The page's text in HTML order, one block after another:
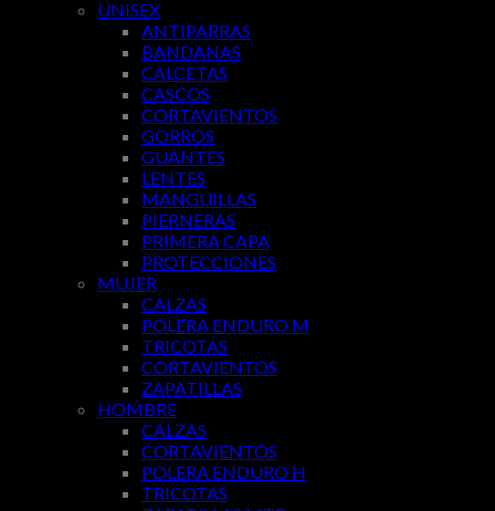
UNISEX
ANTIPARRAS
BANDANAS
CALCETAS
CASCOS
CORTAVIENTOS
GORROS
GUANTES
LENTES
MANGUILLAS
PIERNERAS
PRIMERA CAPA
PROTECCIONES
MUJER
CALZAS
POLERA ENDURO M
TRICOTAS
CORTAVIENTOS
ZAPATILLAS
HOMBRE
CALZAS
CORTAVIENTOS
POLERA ENDURO H
TRICOTAS